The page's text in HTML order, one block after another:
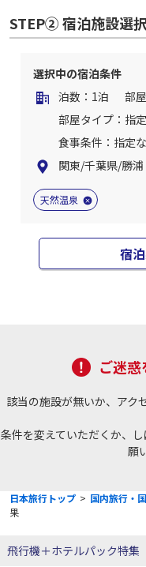
STEP② 宿泊施設選択
選択中の宿泊条件
泊数：1泊
部
部屋タイプ：指
食事条件：指定
関東/千葉県/勝
天然温泉
宿
ご迷
該当の施設が無いか、アク
条件を変えていただくか、
願
日本旅行トップ > 国内旅行・
果
飛行機＋ホテルパック特集